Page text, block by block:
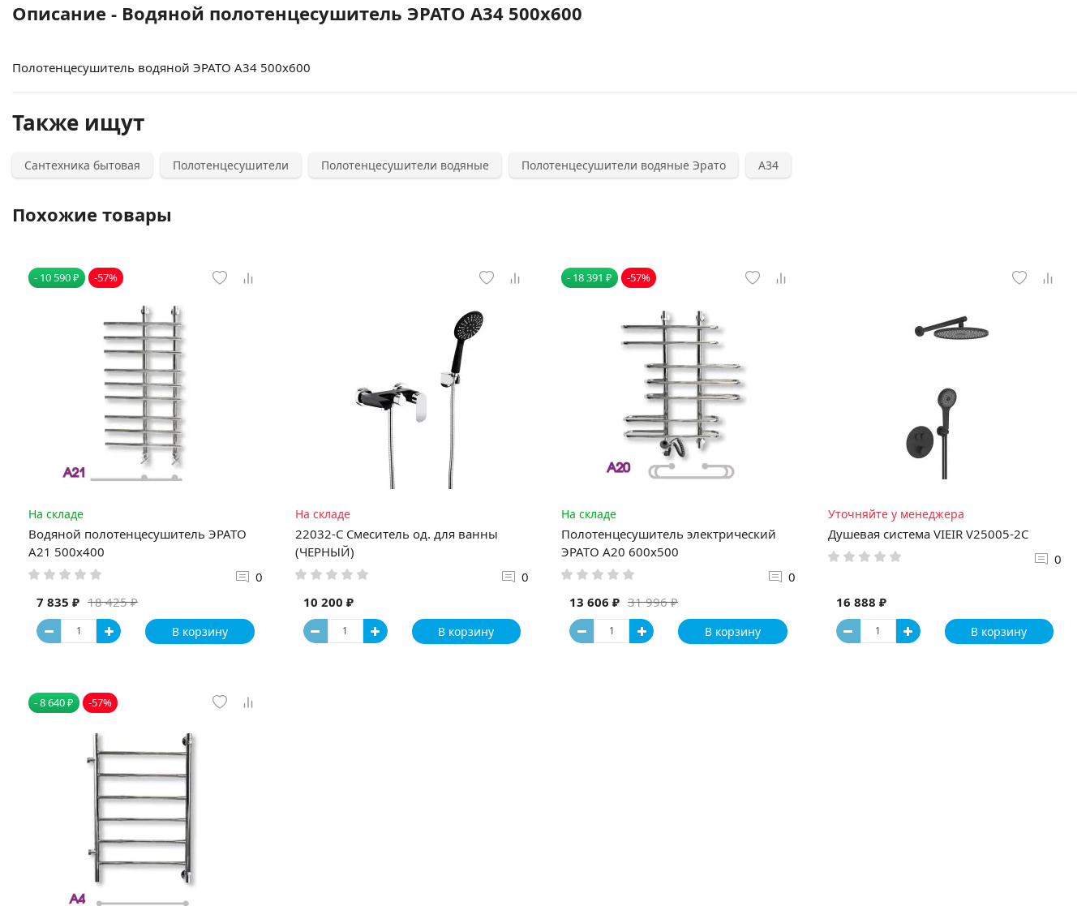
Описание - Водяной полотенцесушитель ЭРАТО А34 500x600
Полотенцесушитель водяной ЭРАТО А34 500x600
Также ищут
Сантехника бытовая Полотенцесушители Полотенцесушители водяные Полотенцесушители водяные Эрато А34
Похожие товары
- 10 590 ₽ -57%
На складе
Водяной полотенцесушитель ЭРАТО
А21 500x400
0
18 425 ₽
7 835 ₽
В корзину
На складе
22032-C Смеситель од. для ванны
(ЧЕРНЫЙ)
0
10 200 ₽
В корзину
- 18 391 ₽ -57%
На складе
Полотенцесушитель электрический
ЭРАТО А20 600x500
0
31 996 ₽
13 606 ₽
В корзину
Уточняйте у менеджера
Душевая система VIEIR V25005-2C
0
16 888 ₽
В корзину
- 8 640 ₽ -57%